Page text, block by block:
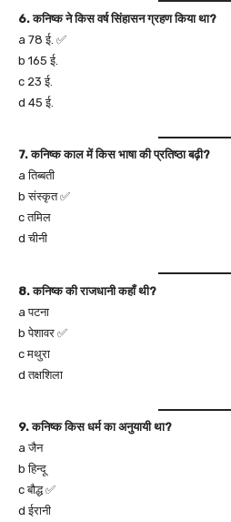
6. कनिष्क ने किस वर्ष सिंहासन ग्रहण किया था?
a 78 ई. ✅
b 165 ई.
c 23 ई.
d 45 ई.
7. कनिष्क काल में किस भाषा की प्रतिष्ठा बढ़ी?
a तिब्बती
b संस्कृत ✅
c तमिल
d चीनी
8. कनिष्क की राजधानी कहाँ थी?
a पटना
b पेशावर ✅
c मथुरा
d तक्षशिला
9. कनिष्क किस धर्म का अनुयायी था?
a जैन
b हिन्दू
c बौद्ध ✅
d ईरानी